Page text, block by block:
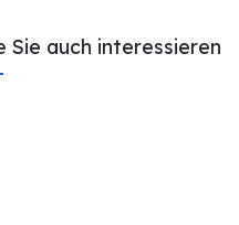
Sie auch interessieren